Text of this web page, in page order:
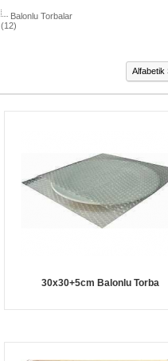
Balonlu Torbalar
(12)
30x30+5cm Balonlu Torba